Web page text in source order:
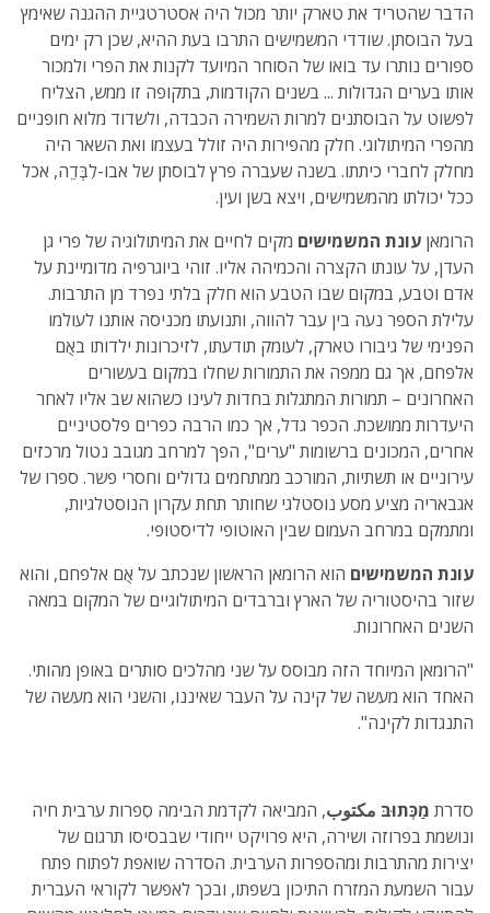
הדבר שהטריד את טארק יותר מכול היה אסטרטגיית ההגנה שאימץ
בעל הבוסתן. שודדי המשמישים התרבו בעת ההיא, שכן רק ימים
ספורים נותרו עד בואו של הסוחר המיועד לקנות את הפרי ולמכור
אותו בערים הגדולות ... בשנים הקודמות, בתקופה זו ממש, הצליח
לפשוט על הבוסתנים למרות השמירה הכבדה, ולשדוד מלוא חופניים
מהפרי המיתולוגי. חלק מהפירות היה זולל בעצמו ואת השאר היה
מחלק לחברי כיתתו. בשנה שעברה פרץ לבוסתן של אבו-לִִבְְּדֵֵה, אכל
ככל יכולתו מהמשמישים, ויצא בשן ועין.
הרומאן עונת המשמישים מקים לחיים את המיתולוגיה של פרי גן
העדן, על עונתו הקצרה והכמיהה אליו. זוהי ביוגרפיה מדומיינת על
אדם וטבע, במקום שבו הטבע הוא חלק בלתי נפרד מן התרבות.
עלילת הספר נעה בין עבר להווה, ותנועתו מכניסה אותנו לעולמו
הפנימי של גיבורו טארק, לעומק תודעתו, לזיכרונות ילדותו באֻֻם
אלפחם, אך גם ממפה את התמורות שחלו במקום בעשורים
האחרונים – תמורות המתגלות בחדות לעינו כשהוא שב אליו לאחר
היעדרות ממושכת. הכפר גדל, אך כמו הרבה כפרים פלסטיניים
אחרים, המכונים ברשומות "ערים", הפך למרחב מגובב נטול מרכזים
עירוניים או תשתיות, המורכב ממתחמים גדולים וחסרי פשר. ספרו של
אגבאריה מציע מסע נוסטלגי שחותר תחת עקרון הנוסטלגיות,
ומתמקם במרחב העמום שבין האוטופי לדיסטופי.
עונת המשמישים הוא הרומאן הראשון שנכתב על אֻֻם אלפחם, והוא
שזור בהיסטוריה של הארץ וברבדים המיתולוגיים של המקום במאה
השנים האחרונות.
"הרומאן המיוחד הזה מבוסס על שני מהלכים סותרים באופן מהותי.
האחד הוא מעשה של קינה על העבר שאיננו, והשני הוא מעשה של
התנגדות לקינה".
סדרת מַַכְּּתוּבּ مكتوب, המביאה לקדמת הבימה סִִפרות ערבית חיה
ונושמת בפרוזה ושירה, היא פרויקט ייחודי שבבסיסו תרגום של
יצירות מהתרבות ומהספרות הערבית. הסדרה שואפת לפתוח פתח
עבור השמעת המזרח התיכון בשפתו, ובכך לאפשר לקוראי העברית